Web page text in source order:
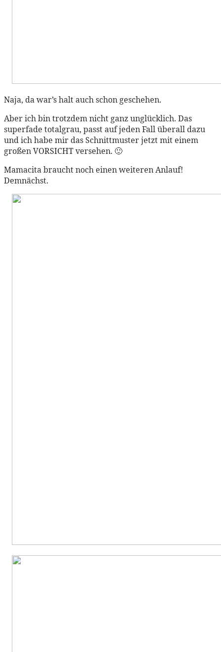
Naja, da war’s halt auch schon geschehen.
Aber ich bin trotzdem nicht ganz unglücklich. Das
superfade totalgrau, passt auf jeden Fall überall dazu
und ich habe mir das Schnittmuster jetzt mit einem
großen VORSICHT versehen. 🙂
Mamacita braucht noch einen weiteren Anlauf!
Demnächst.